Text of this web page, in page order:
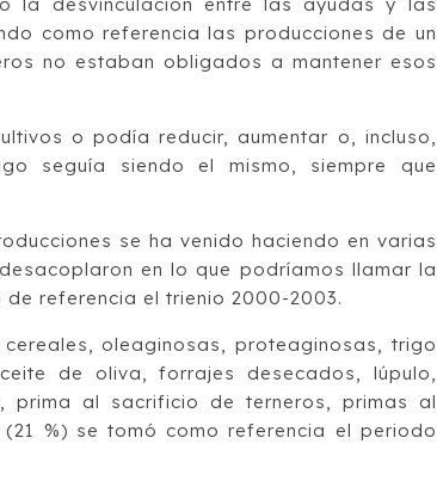
como referencia las producciones de un
no estaban obligados a mantener esos
o podía reducir, aumentar o, incluso,
seguía siendo el mismo, siempre que
se ha venido haciendo en varias
en lo que podríamos llamar la
referencia el trienio 2000-2003.
oleaginosas, proteaginosas, trigo
de oliva, forrajes desecados, lúpulo,
prima al sacrificio de terneros, primas al
%) se tomó como referencia el periodo